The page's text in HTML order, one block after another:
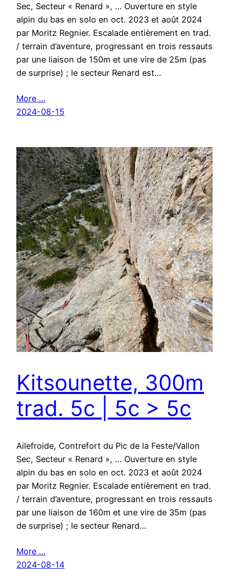
Sec, Secteur « Renard », … Ouverture en style
alpin du bas en solo en oct. 2023 et août 2024
par Moritz Regnier. Escalade entièrement en trad.
/ terrain d’aventure, progressant en trois ressauts
par une liaison de 150m et une vire de 25m (pas
de surprise) ; le secteur Renard est…
More …
2024-08-15
Kitsounette, 300m
trad. 5c | 5c > 5c
Ailefroide, Contrefort du Pic de la Feste/Vallon
Sec, Secteur « Renard », … Ouverture en style
alpin du bas en solo en oct. 2023 et août 2024
par Moritz Regnier. Escalade entièrement en trad.
/ terrain d’aventure, progressant en trois ressauts
par une liaison de 160m et une vire de 35m (pas
de surprise) ; le secteur Renard…
More …
2024-08-14